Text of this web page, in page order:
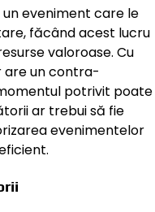
eveniment care le
făcând acest lucru
valoroase. Cu
are un contra-
potrivit poate
ar trebui să fie
evenimentelor